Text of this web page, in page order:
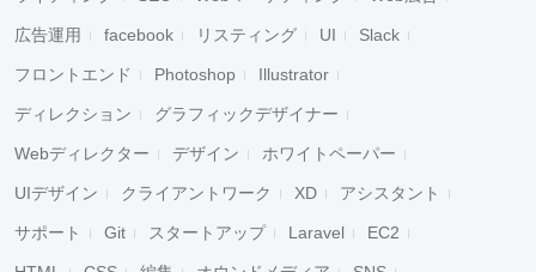
広告運用 facebook リスティング UI Slack
フロントエンド Photoshop Illustrator
ディレクション グラフィックデザイナー
Webディレクター デザイン ホワイトペーパー
UIデザイン クライアントワーク XD アシスタント
サポート Git スタートアップ Laravel EC2